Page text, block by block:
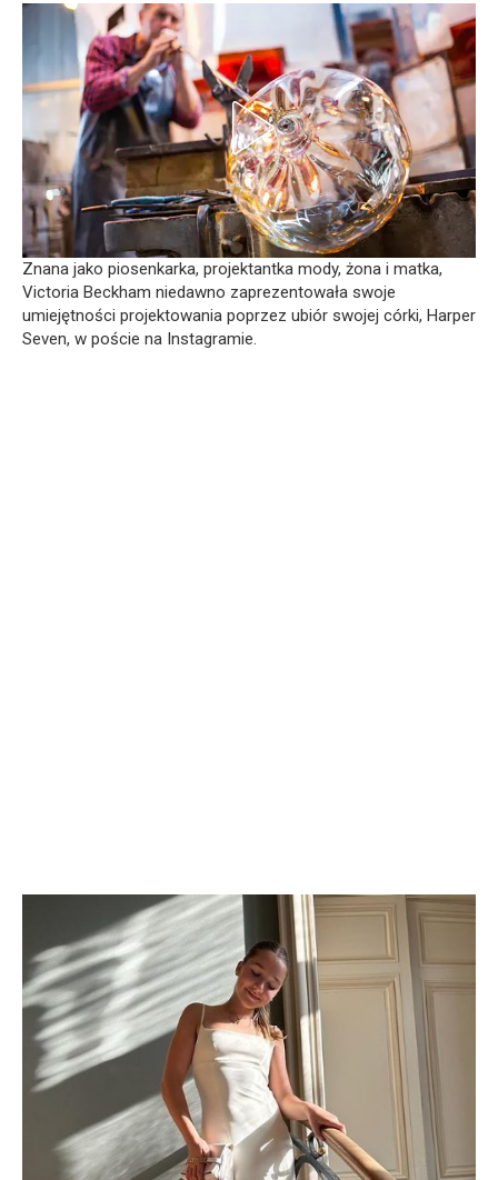
Znana jako piosenkarka, projektantka mody, żona i matka,
Victoria Beckham niedawno zaprezentowała swoje
umiejętności projektowania poprzez ubiór swojej córki, Harper
Seven, w poście na Instagramie.